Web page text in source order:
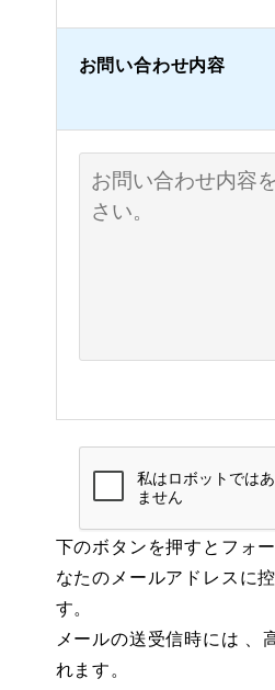
お問い合わせ内容
下のボタンを押すとフォ
なたのメールアドレスに
す。
メールの送受信時には 、
れます。